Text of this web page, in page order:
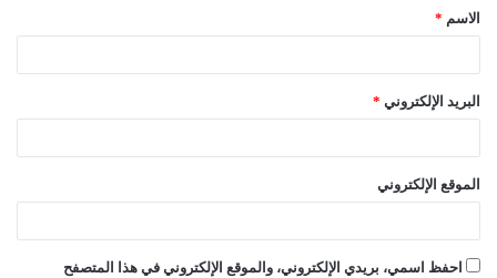
*الاسم *
البريد الإلكتروني *
الموقع الإلكتروني
احفظ اسمي، بريدي الإلكتروني، والموقع الإلكتروني في هذا المتصفح